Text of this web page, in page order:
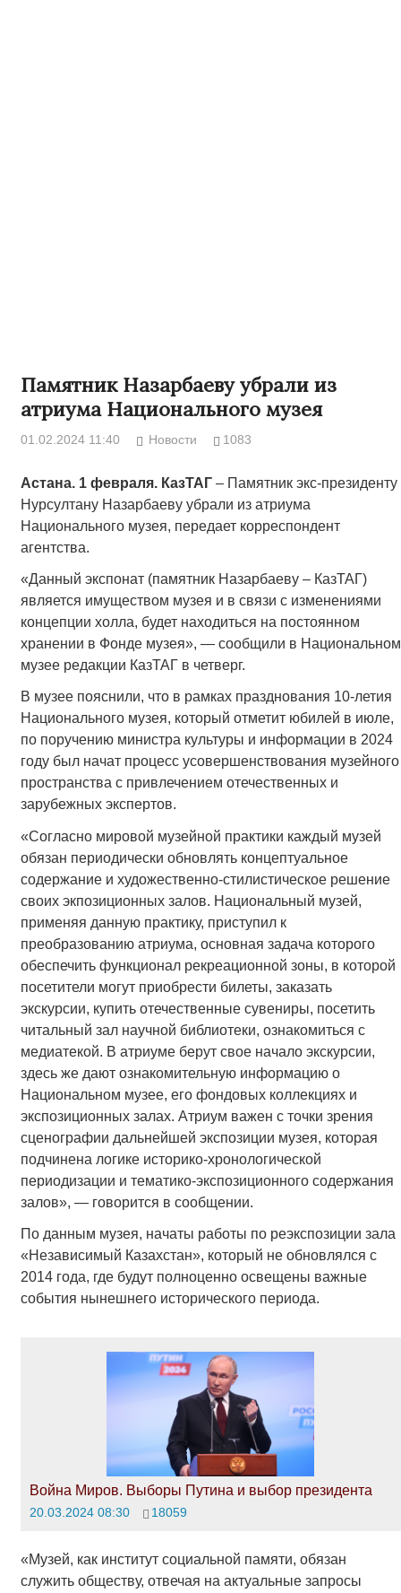
Памятник Назарбаеву убрали из
атриума Национального музея
01.02.2024 11:40 Новости 1083
Астана. 1 февраля. КазТАГ – Памятник экс-президенту
Нурсултану Назарбаеву убрали из атриума
Национального музея, передает корреспондент
агентства.
«Данный экспонат (памятник Назарбаеву – КазТАГ)
является имуществом музея и в связи с изменениями
концепции холла, будет находиться на постоянном
хранении в Фонде музея», — сообщили в Национальном
музее редакции КазТАГ в четверг.
В музее пояснили, что в рамках празднования 10-летия
Национального музея, который отметит юбилей в июле,
по поручению министра культуры и информации в 2024
году был начат процесс усовершенствования музейного
пространства с привлечением отечественных и
зарубежных экспертов.
«Согласно мировой музейной практики каждый музей
обязан периодически обновлять концептуальное
содержание и художественно-стилистическое решение
своих экпозиционных залов. Национальный музей,
применяя данную практику, приступил к
преобразованию атриума, основная задача которого
обеспечить функционал рекреационной зоны, в которой
посетители могут приобрести билеты, заказать
экскурсии, купить отечественные сувениры, посетить
читальный зал научной библиотеки, ознакомиться с
медиатекой. В атриуме берут свое начало экскурсии,
здесь же дают ознакомительную информацию о
Национальном музее, его фондовых коллекциях и
экспозиционных залах. Атриум важен с точки зрения
сценографии дальнейшей экспозиции музея, которая
подчинена логике историко-хронологической
периодизации и тематико-экспозиционного содержания
залов», — говорится в сообщении.
По данным музея, начаты работы по реэкспозиции зала
«Независимый Казахстан», который не обновлялся с
2014 года, где будут полноценно освещены важные
события нынешнего исторического периода.
Война Миров. Выборы Путина и выбор президента
20.03.2024 08:30 18059
«Музей, как институт социальной памяти, обязан
служить обществу, отвечая на актуальные запросы